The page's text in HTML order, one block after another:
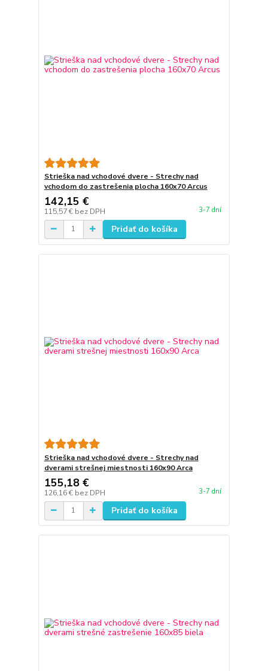
Strieška nad vchodové dvere - Strechy nad
vchodom do zastrešenia plocha 160x70 Arcus
142,15 €
115,57 € bez DPH 3-7 dní
Pridať do košíka
Strieška nad vchodové dvere - Strechy nad
dverami strešnej miestnosti 160x90 Arca
155,18 €
126,16 € bez DPH 3-7 dní
Pridať do košíka